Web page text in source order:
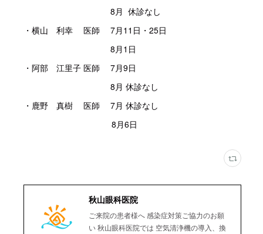
8月 休診なし
・横山 利幸 医師 7月11日・25日
8月1日
・阿部 江里子 医師 7月9日
8月 休診なし
・鹿野 真樹 医師 7月 休診なし
8月6日
秋山眼科医院
ご来院の患者様へ 感染症対策ご協力のお願
い 秋山眼科医院では 空気清浄機の導入、換